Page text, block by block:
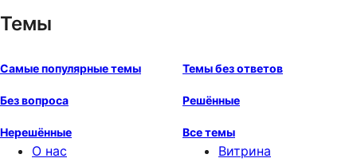
Темы
Самые популярные темы Темы без ответов
Без вопроса Решённые
Нерешённые Все темы
О нас
Витрина